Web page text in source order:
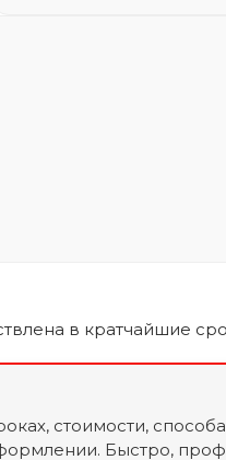
​​в кратчайшие
стоимости,
Быстро,